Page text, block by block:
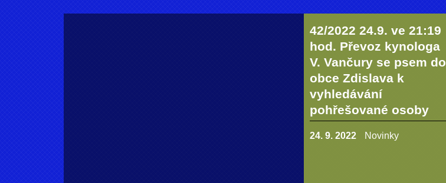
42/2022 24.9. ve 21:19
hod. Převoz kynologa
V. Vančury se psem do
obce Zdislava k
vyhledávání
pohřešované osoby
24. 9. 2022 Novinky